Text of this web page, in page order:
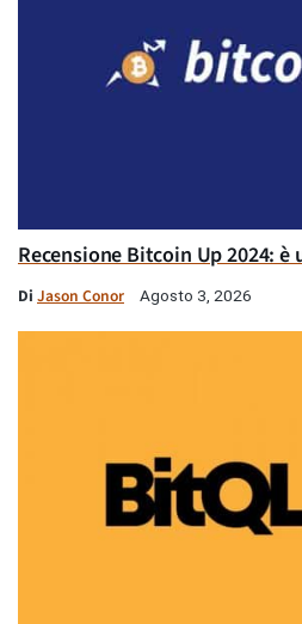
Recensione Bitcoin Up 2024:
Di Jason Conor Agosto 3, 2026